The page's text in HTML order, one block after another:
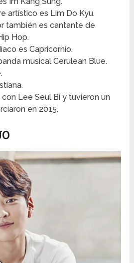
artístico es Lim Do Kyu.
también es cantante de
Hop.
es Capricornio.
musical Cerulean Blue.
con Lee Seul Bi y tuvieron un
en 2015.